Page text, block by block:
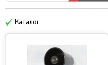
Каталог